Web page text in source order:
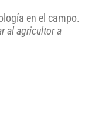
en el campo.
al agricultor a